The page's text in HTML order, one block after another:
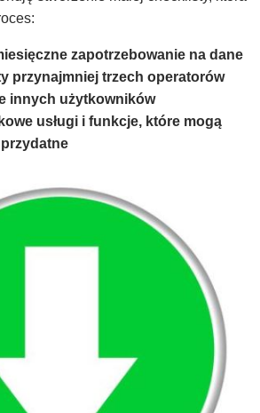
zapotrzebowanie na dane
przynajmniej trzech operatorów
innych użytkowników
usługi i funkcje, które mogą